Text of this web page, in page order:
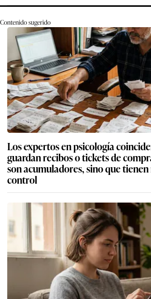
Contenido sugerido
Los expertos en psicología
guardan recibos o tickets de
son acumuladores, sino que
control